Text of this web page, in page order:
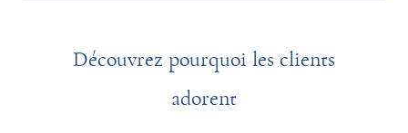
Découvrez pourquoi les clients
adorent